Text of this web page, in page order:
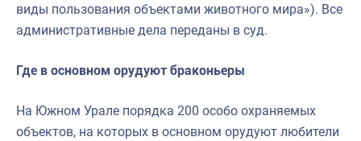
виды пользования объектами животного мира»). Все
административные дела переданы в суд.
Где в основном орудуют браконьеры
На Южном Урале порядка 200 особо охраняемых
объектов, на которых в основном орудуют любители